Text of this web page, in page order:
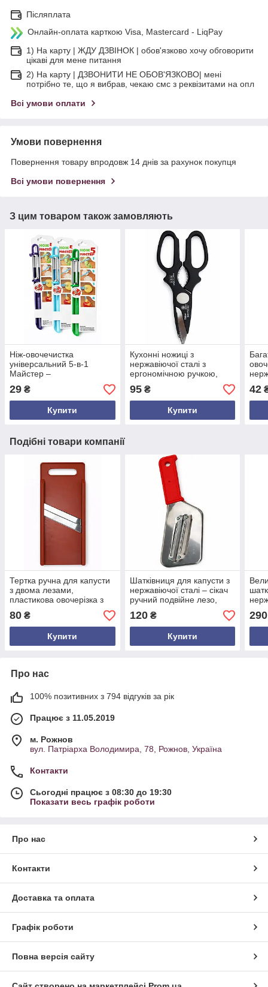
Післяплата
Онлайн-оплата карткою Visa, Mastercard - LiqPay
1) На карту | ЖДУ ДЗВІНОК | обов'язково хочу обговорити
цікаві для мене питання
2) На карту | ДЗВОНИТИ НЕ ОБОВ'ЯЗКОВО| мені
потрібно те, що я вибрав, чекаю смс з реквізитами на опл
Всі умови оплати
Умови повернення
Повернення товару впродовж 14 днів за рахунок покупця
Всі умови повернення
З цим товаром також замовляють
Ніж-овочечистка
універсальний 5-в-1
Майстер –
багатофункціональний
кухонний інструмент для
овочів і фруктів
29 ₴
Купити
Кухонні ножиці з
нержавіючої сталі з
ергономічною ручкою,
різні кольори, довжина 21
см
95₴
Купити
для
42
Подібні товари компанії
Тертка ручна для капусти
з двома лезами,
пластикова овочерізка з
шинкування
80 ₴
Купити
Шатківниця для капусти з
нержавіючої сталі – сікач
ручний подвійне лезо,
овочерізка з ергономічною
ручкою, українське
виробництво
120₴
Купити
290
Про нас
100% позитивних з 794 відгуків за рік
Працює з 11.05.2019
м. Рожнов
вул. Патріарха Володимира, 78, Рожнов, Україна
Контакти
Сьогодні працює з 08:30 до 19:30
Показати весь графік роботи
Про нас
Контакти
Доставка та оплата
Графік роботи
Повна версія сайту